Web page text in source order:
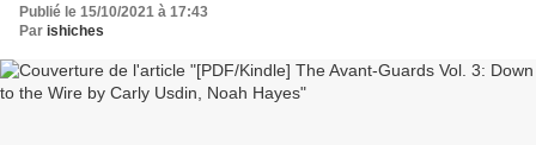
Publié le 15/10/2021 à 17:43
Par ishiches